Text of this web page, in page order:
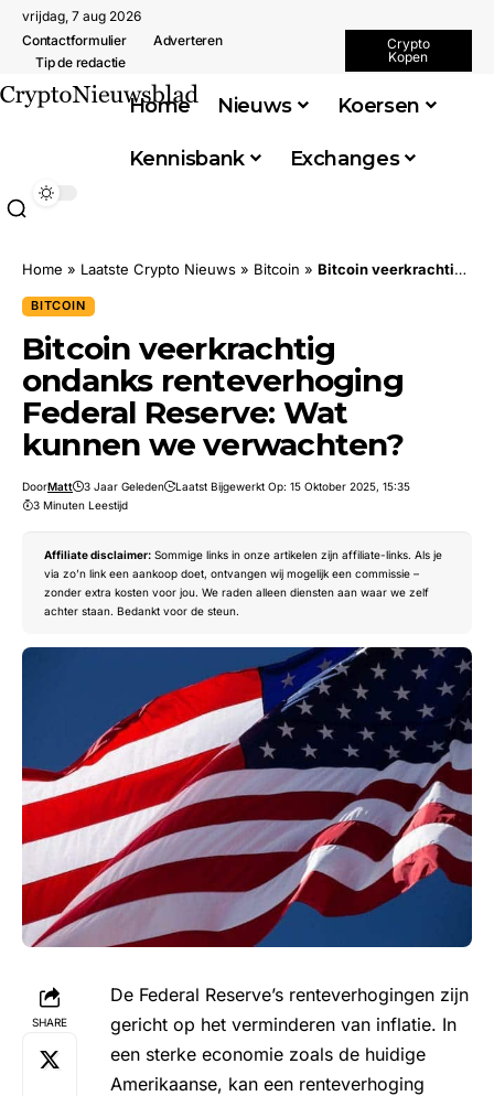
vrijdag, 7 aug 2026
Contactformulier
Adverteren
Tip de redactie
Crypto
Kopen
Home Nieuws Koersen
Kennisbank Exchanges
Home » Laatste Crypto Nieuws » Bitcoin » Bitcoin veerkrachtig ondanks renteverhoging Federal Reserve: Wat kunnen we verwachten?
BITCOIN
Bitcoin veerkrachtig
ondanks renteverhoging
Federal Reserve: Wat
kunnen we verwachten?
DoorMatt 3 Jaar Geleden
Laatst Bijgewerkt Op: 15 Oktober 2025, 15:35
3 Minuten Leestijd
Affiliate disclaimer: Sommige links in onze artikelen zijn affiliate-links. Als je
via zo’n link een aankoop doet, ontvangen wij mogelijk een commissie –
zonder extra kosten voor jou. We raden alleen diensten aan waar we zelf
achter staan. Bedankt voor de steun.
SHARE
De Federal Reserve’s renteverhogingen zijn
gericht op het verminderen van inflatie. In
een sterke economie zoals de huidige
Amerikaanse, kan een renteverhoging